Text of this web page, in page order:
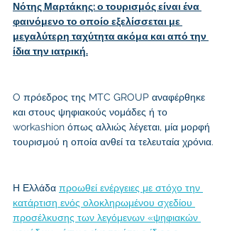
Νότης Μαρτάκης: ο τουρισμός είναι ένα
φαινόμενο το οποίο εξελίσσεται με
μεγαλύτερη ταχύτητα ακόμα και από την
ίδια την ιατρική.
O πρόεδρος της MTC GROUP αναφέρθηκε
και στους ψηφιακούς νομάδες ή το
workashion όπως αλλιώς λέγεται, μία μορφή
τουρισμού η οποία ανθεί τα τελευταία χρόνια.
Η Ελλάδα προωθεί ενέργειες με στόχο την
κατάρτιση ενός ολοκληρωμένου σχεδίου
προσέλκυσης των λεγόμενων «ψηφιακών